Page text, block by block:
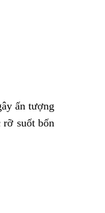
ấn tượng
rỡ suốt bốn